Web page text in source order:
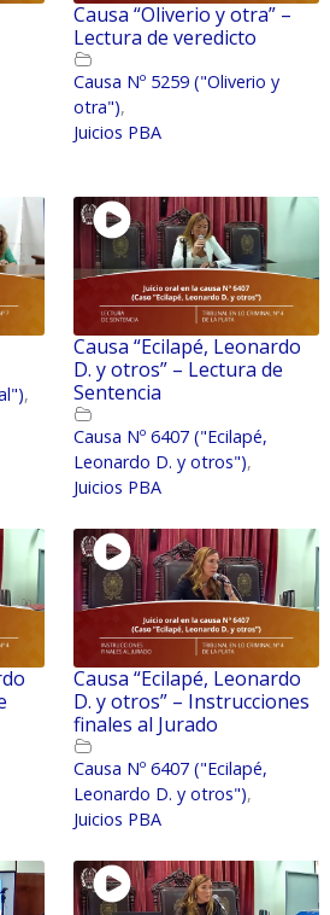
Causa “Oliverio y otra” –
Lectura de veredicto
Causa Nº 5259 ("Oliverio y
otra"),
Juicios PBA
,
Causa “Ecilapé, Leonardo
D. y otros” – Lectura de
Sentencia
Causa Nº 6407 ("Ecilapé,
Leonardo D. y otros"),
Juicios PBA
Causa “Ecilapé, Leonardo
D. y otros” – Instrucciones
finales al Jurado
Causa Nº 6407 ("Ecilapé,
Leonardo D. y otros"),
Juicios PBA